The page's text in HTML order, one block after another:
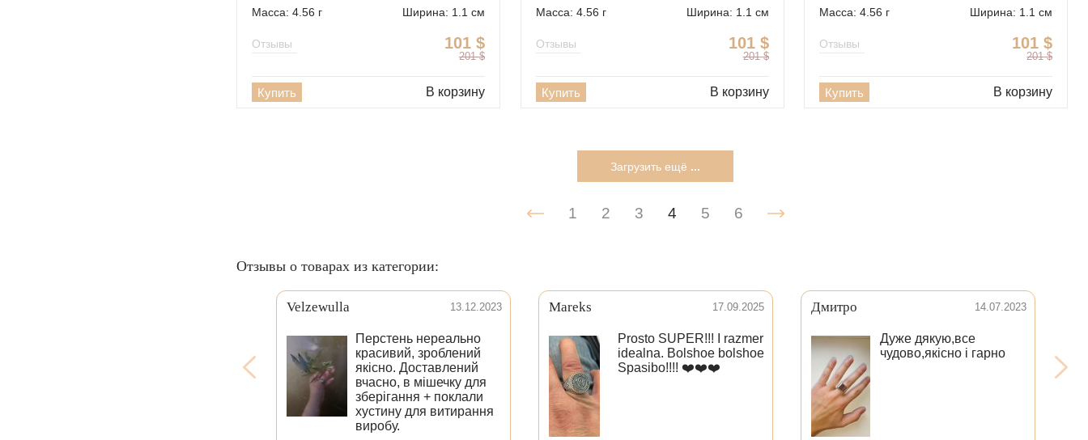
Масса: 4.56 г
Ширина: 1.1 см
101 $
201 $
Отзывы
Купить В корзину
Масса: 4.56 г
Ширина: 1.1 см
101 $
201 $
Отзывы
Купить В корзину
Масса: 4.56 г
Ширина: 1.1 см
101 $
201 $
Отзывы
Купить В корзину
Загрузить ещё ...
1 2 3 4 5 6
Отзывы о товарах из категории:
Velzewulla 13.12.2023
Перстень нереально
красивий, зроблений
якісно. Доставлений
вчасно, в мішечку для
зберігання + поклали
хустину для витирання
виробу.
Mareks 17.09.2025
Prosto SUPER!!! I razmer
idealna. Bolshoe bolshoe
Spasibо!!!! ❤️❤️❤️
Дмитро 14.07.2023
Дуже дякую,все
чудово,якісно і гарно